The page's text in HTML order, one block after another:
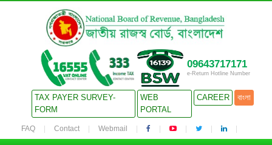
09643717171
e-Return Hotline Number
TAX PAYER SURVEY-
FORM
WEB
PORTAL
CAREER বাংলা
FAQ Contact Webmail